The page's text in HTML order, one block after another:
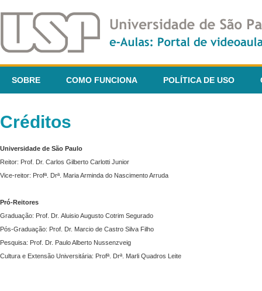
SOBRE COMO FUNCIONA POLÍTICA DE USO
Créditos
Universidade de São Paulo
Reitor: Prof. Dr. Carlos Gilberto Carlotti Junior
Vice-reitor: Profª. Drª. Maria Arminda do Nascimento Arruda
Pró-Reitores
Graduação: Prof. Dr. Aluisio Augusto Cotrim Segurado
Pós-Graduação: Prof. Dr. Marcio de Castro Silva Filho
Pesquisa: Prof. Dr. Paulo Alberto Nussenzveig
Cultura e Extensão Universitária: Profª. Drª. Marli Quadros Leite